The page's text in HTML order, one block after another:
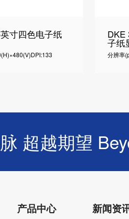
寸四色电子纸
DPI:133
DKE
子纸
分辨率
超越期望
产品中心 新闻资